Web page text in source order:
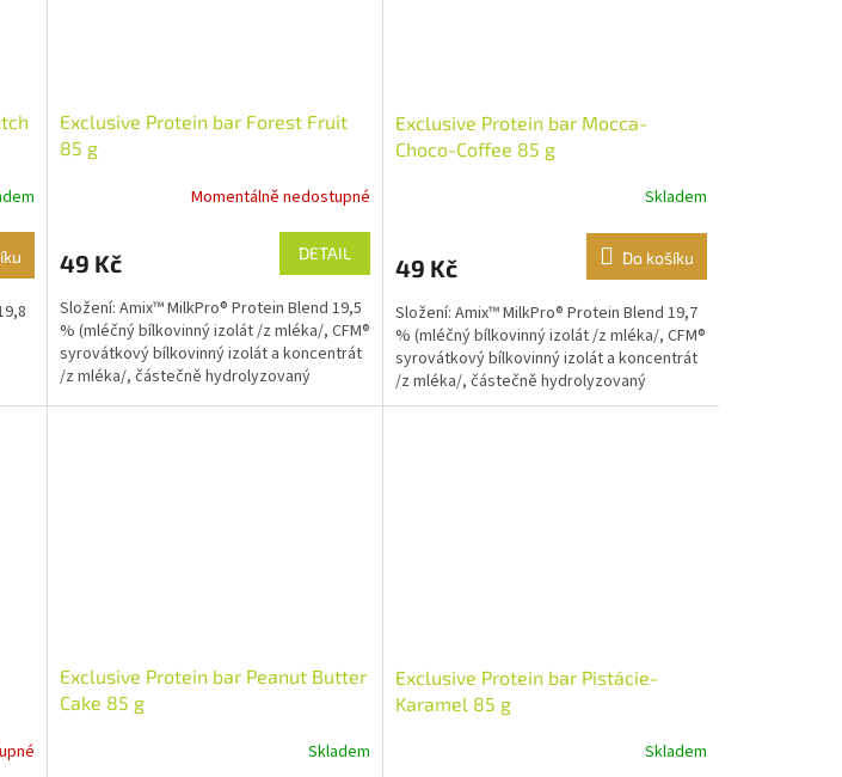
Exclusive Protein bar Forest Fruit
85 g
Momentálně nedostupné
49 Kč DETAIL
Složení: Amix™ MilkPro® Protein Blend 19,5
% (mléčný bílkovinný izolát /z mléka/, CFM®
syrovátkový bílkovinný izolát a koncentrát
/z mléka/, částečně hydrolyzovaný
syrovátkový...
Exclusive Protein bar Mocca-
Choco-Coffee 85 g
Skladem
49 Kč Do košíku
Složení: Amix™ MilkPro® Protein Blend 19,7
% (mléčný bílkovinný izolát /z mléka/, CFM®
syrovátkový bílkovinný izolát a koncentrát
/z mléka/, částečně hydrolyzovaný
syrovátkový...
Exclusive Protein bar Peanut Butter
Cake 85 g
Skladem
Exclusive Protein bar Pistácie-
Karamel 85 g
Skladem